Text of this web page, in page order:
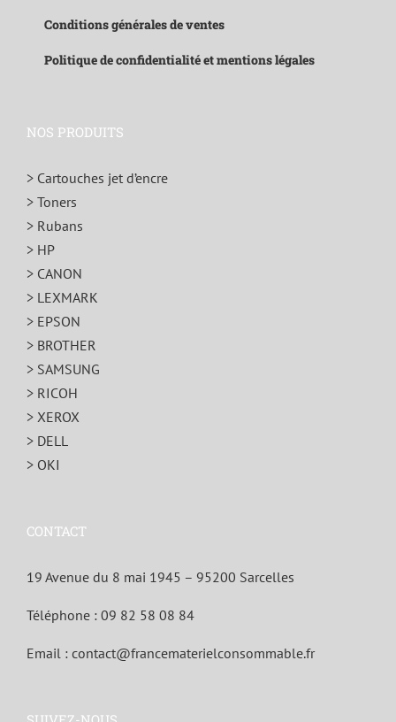
Conditions générales de ventes
Politique de confidentialité et mentions légales
NOS PRODUITS
> Cartouches jet d’encre
> Toners
> Rubans
> HP
> CANON
> LEXMARK
> EPSON
> BROTHER
> SAMSUNG
> RICOH
> XEROX
> DELL
> OKI
CONTACT
19 Avenue du 8 mai 1945 – 95200 Sarcelles
Téléphone : 09 82 58 08 84
Email : contact@francematerielconsommable.fr